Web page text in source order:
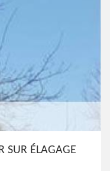
SUR ÉLAGAGE